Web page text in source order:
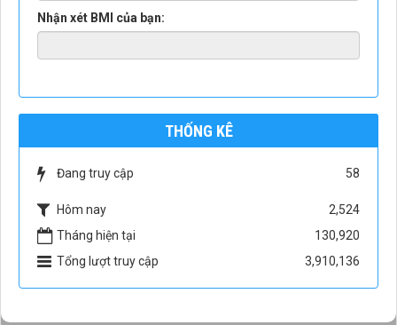
Nhận xét BMI của bạn:
THỐNG KÊ
Đang truy cập 58
Hôm nay
2,524
Tháng hiện tại
130,920
Tổng lượt truy cập
3,910,136